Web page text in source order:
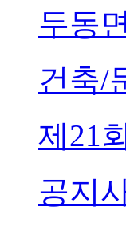
두동
건축/
제21
공지